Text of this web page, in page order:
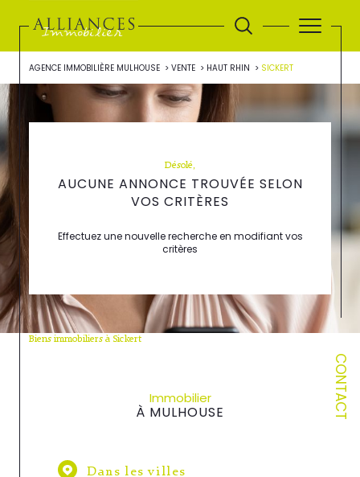
CONTACT
AGENCE IMMOBILIÈRE MULHOUSE VENTE HAUT RHIN SICKERT
Désolé,
AUCUNE ANNONCE TROUVÉE SELON
VOS CRITÈRES
Effectuez une nouvelle recherche en modifiant vos
critères
Biens immobiliers à Sickert
Immobilier
À MULHOUSE
Dans les villes